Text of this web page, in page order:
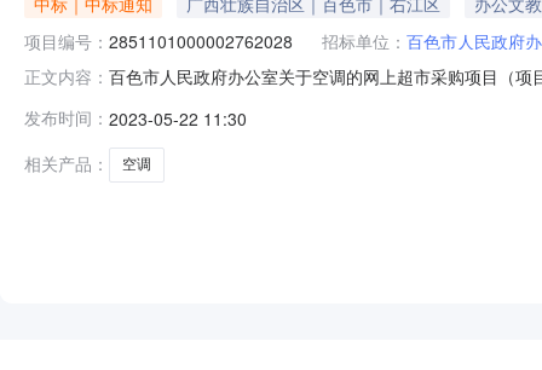
项目编号： 2851101000002762028 招标单位： 百色市人民政府
正文内容： 百色市人民政府办公室关于空调的网上超市采购项目（
1BSZC[2023]621号-0012000.02BSZC[2023]621号-
发布时间： 2023-05-22 11:30
相关产品：
空调